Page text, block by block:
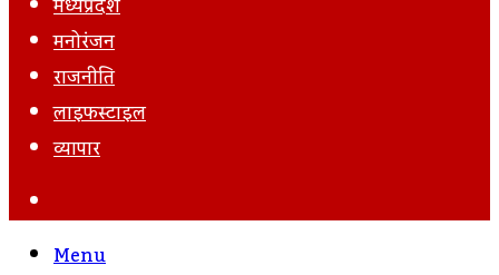
मनोरंजन
राजनीति
लाइफस्टाइल
व्यापार
Menu